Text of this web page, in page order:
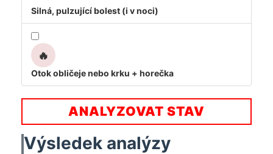
Silná, pulzující bolest (i v noci)
🔥
Otok obličeje nebo krku + horečka
ANALYZOVAT STAV
Výsledek analýzy